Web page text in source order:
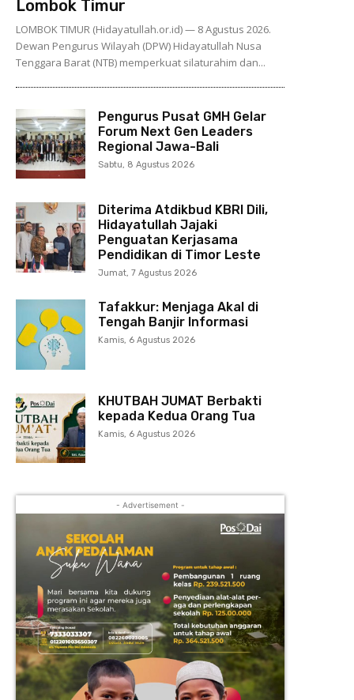
Lombok Timur
LOMBOK TIMUR (Hidayatullah.or.id) — 8 Agustus 2026.
Dewan Pengurus Wilayah (DPW) Hidayatullah Nusa
Tenggara Barat (NTB) memperkuat silaturahim dan...
Pengurus Pusat GMH Gelar
Forum Next Gen Leaders
Regional Jawa-Bali
Sabtu, 8 Agustus 2026
Diterima Atdikbud KBRI Dili,
Hidayatullah Jajaki
Penguatan Kerjasama
Pendidikan di Timor Leste
Jumat, 7 Agustus 2026
Tafakkur: Menjaga Akal di
Tengah Banjir Informasi
Kamis, 6 Agustus 2026
KHUTBAH JUMAT Berbakti
kepada Kedua Orang Tua
Kamis, 6 Agustus 2026
- Advertisement -